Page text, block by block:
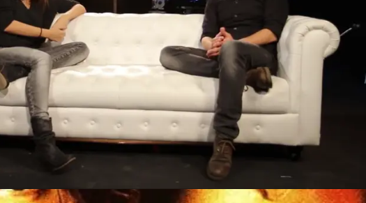
serie española que saltó a la gran pantalla con